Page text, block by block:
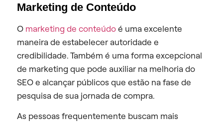
Marketing de Conteúdo
O marketing de conteúdoé uma excelente
maneira de estabelecer autoridade e
credibilidade. Também é uma forma excepcional
de marketing que pode auxiliar na melhoria do
SEO e alcançar públicos que estão na fase de
pesquisa de sua jornada de compra.
As pessoas frequentemente buscam mais